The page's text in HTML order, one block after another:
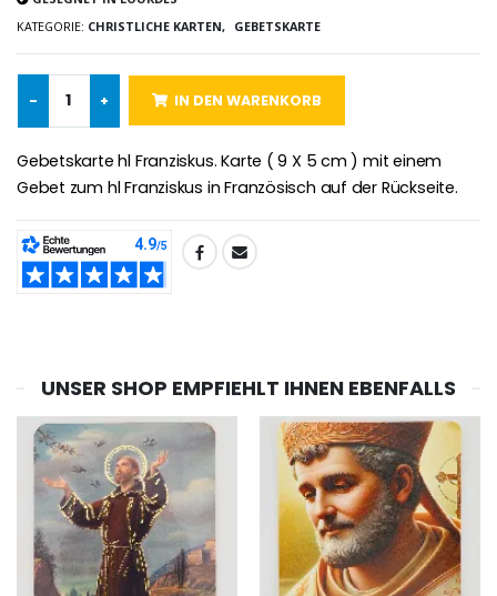
Novenen-Kerze für eine Heilung - 17.5cm
€4.90
€6.00 €59.90
KATEGORIE: CHRISTLICHE KARTEN, GEBETSKARTE
- + IN DEN WARENKORB
Gebetskarte hl Franziskus. Karte ( 9 X 5 cm ) mit einem
Gebet zum hl Franziskus in Französisch auf der Rückseite.
TEILEN:
UNSER SHOP EMPFIEHLT IHNEN EBENFALLS